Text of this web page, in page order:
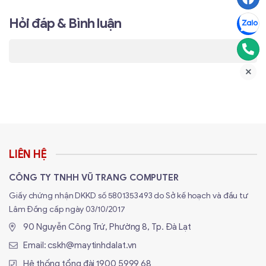
Phân tích công nghệ AI & Cảnh báo chủ
động: Người gác cửa không ngủ
S21FTP được trang bị thuật toán AI nhận diện người cực
kỳ chính xác. Khi có kẻ lạ xâm nhập vào khu vực thiết
lập, camera sẽ ngay lập tức:
Hỏi đáp & Bình luận
LIÊN HỆ
CÔNG TY TNHH VŨ TRANG COMPUTER
Giấy chứng nhận DKKD số 5801353493 do Sở kế hoạch và đầu tư
Lâm Đồng cấp ngày 03/10/2017
90 Nguyễn Công Trứ, Phường 8, Tp. Đà Lạt
Email:cskh@maytinhdalat.vn
Hệ thống tổng đài1900 5999 68